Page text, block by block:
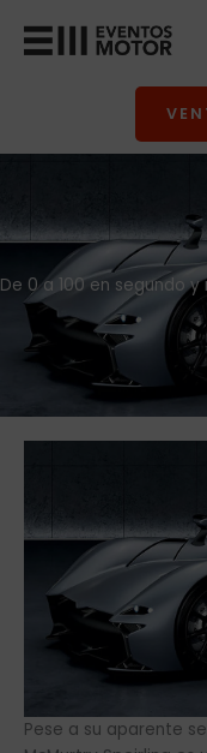
De 0 a 100 en segundo
Pese a su aparente